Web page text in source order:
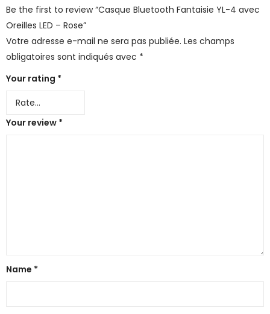
Be the first to review “Casque Bluetooth Fantaisie YL-4 avec
Oreilles LED – Rose”
Votre adresse e-mail ne sera pas publiée. Les champs
obligatoires sont indiqués avec *
Your rating *
Your review *
Name *